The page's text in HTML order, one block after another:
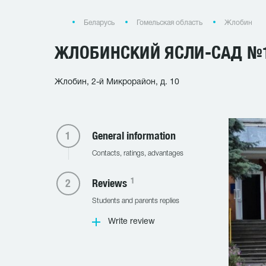
Беларусь Гомельская область Жлобин
ЖЛОБИНСКИЙ ЯСЛИ-САД
Жлобин, 2-й Микрорайон, д. 10
General information
Contacts, ratings, advantages
Reviews 1
Students and parents replies
Write review